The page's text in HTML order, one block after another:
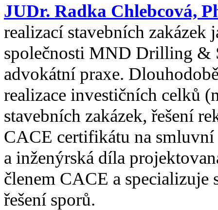
JUDr. Radka Chlebcová,
realizací stavebních
společnosti MND Drilling &
advokátní praxe.
realizace investičních celků
stavebních zakázek, řešení
CACE certifikátu na
a inženýrská díla
členem CACE a specializuje
řešení sporů.